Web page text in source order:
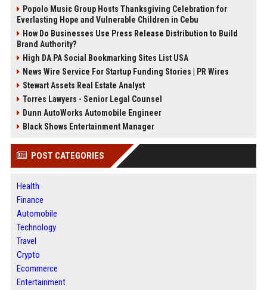
Popolo Music Group Hosts Thanksgiving Celebration for
Everlasting Hope and Vulnerable Children in Cebu
How Do Businesses Use Press Release Distribution to Build
Brand Authority?
High DA PA Social Bookmarking Sites List USA
News Wire Service For Startup Funding Stories | PR Wires
Stewart Assets Real Estate Analyst
Torres Lawyers - Senior Legal Counsel
Dunn AutoWorks Automobile Engineer
Black Shows Entertainment Manager
POST CATEGORIES
Health
Finance
Automobile
Technology
Travel
Crypto
Ecommerce
Entertainment